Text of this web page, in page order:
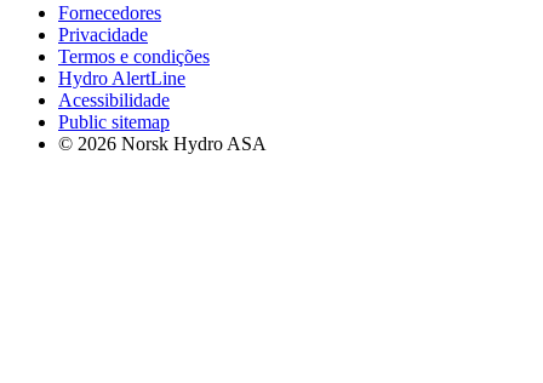
Fornecedores
Privacidade
Termos e condições
Hydro AlertLine
Acessibilidade
Public sitemap
© 2026 Norsk Hydro ASA